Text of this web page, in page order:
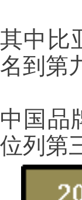
其中比
名到第
中国品
位列第